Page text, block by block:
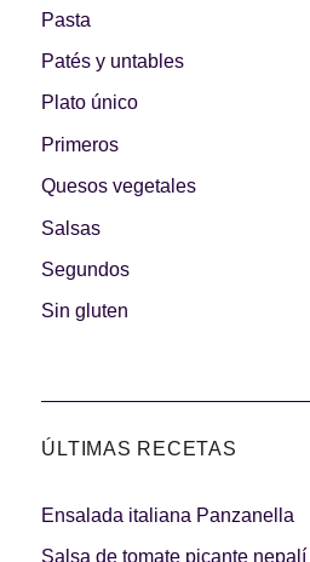
Pasta
Patés y untables
Plato único
Primeros
Quesos vegetales
Salsas
Segundos
Sin gluten
ÚLTIMAS RECETAS
Ensalada italiana Panzanella
Salsa de tomate picante nepalí